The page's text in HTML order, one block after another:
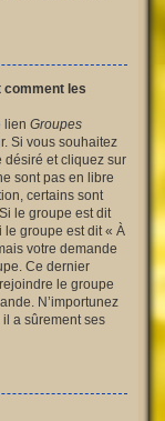
comment les
lien Groupes
Si vous souhaitez
désiré et cliquez sur
sont pas en libre
certains sont
le groupe est dit
le groupe est dit « À
votre demande
Ce dernier
le groupe
N’importunez
a sûrement ses